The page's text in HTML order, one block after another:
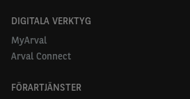
DIGITALA VERKTYG
MyArval
Arval Connect
FÖRARTJÄNSTER